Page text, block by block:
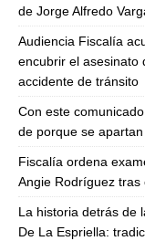
de Jorge Alfredo
Audiencia Fiscalía
encubrir el asesinato
accidente de tránsito
Con este
de porque se
Fiscalía ordena
Angie Rodríguez
La historia detrás de
De La Espriella: